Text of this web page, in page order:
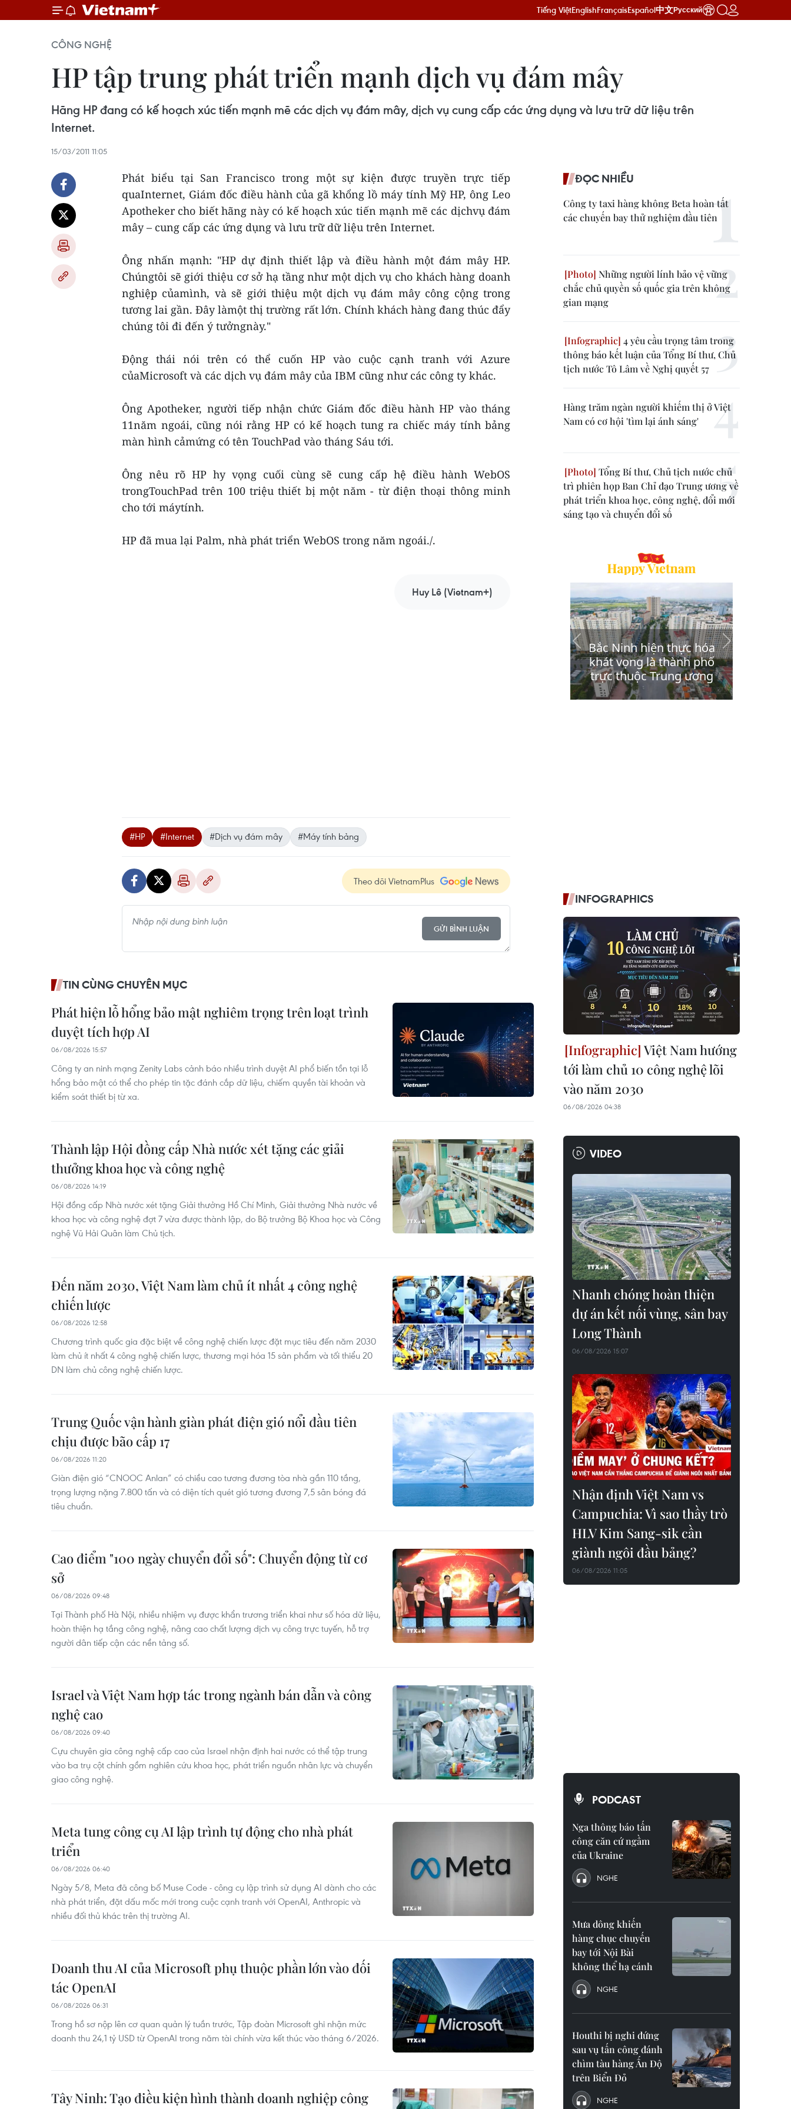
Tiếng ViệtEnglishFrançaisEspañol中文Русский
CÔNG NGHỆ
HP tập trung phát triển mạnh dịch vụ đám mây
Hãng HP đang có kế hoạch xúc tiến mạnh mẽ các dịch vụ đám mây, dịch vụ cung cấp các ứng dụng và lưu trữ dữ liệu trên
Internet.
15/03/2011 11:05
Phát biểu tại San Francisco trong một sự kiện được truyền trực tiếp
quaInternet, Giám đốc điều hành của gã khổng lồ máy tính Mỹ HP, ông Leo
Apotheker cho biết hãng này có kế hoạch xúc tiến mạnh mẽ các dịchvụ đám
mây – cung cấp các ứng dụng và lưu trữ dữ liệu trên Internet.
Ông nhấn mạnh: "HP dự định thiết lập và điều hành một đám mây HP.
Chúngtôi sẽ giới thiệu cơ sở hạ tầng như một dịch vụ cho khách hàng doanh
nghiệp củamình, và sẽ giới thiệu một dịch vụ đám mây công cộng trong
tương lai gần. Đây làmột thị trường rất lớn. Chính khách hàng đang thúc đẩy
chúng tôi đi đến ý tưởngnày."
Động thái nói trên có thể cuốn HP vào cuộc cạnh tranh với Azure
củaMicrosoft và các dịch vụ đám mây của IBM cũng như các công ty khác.
Ông Apotheker, người tiếp nhận chức Giám đốc điều hành HP vào tháng
11năm ngoái, cũng nói rằng HP có kế hoạch tung ra chiếc máy tính bảng
màn hình cảmứng có tên TouchPad vào tháng Sáu tới.
Ông nêu rõ HP hy vọng cuối cùng sẽ cung cấp hệ điều hành WebOS
trongTouchPad trên 100 triệu thiết bị một năm - từ điện thoại thông minh
cho tới máytính.
HP đã mua lại Palm, nhà phát triển WebOS trong năm ngoái./.
Huy Lê (Vietnam+)
#HP #Internet #Dịch vụ đám mây #Máy tính bảng
Theo dõi VietnamPlus
GỬI BÌNH LUẬN
TIN CÙNG CHUYÊN MỤC
Phát hiện lỗ hổng bảo mật nghiêm trọng trên loạt trình
duyệt tích hợp AI
06/08/2026 15:57
Công ty an ninh mạng Zenity Labs cảnh báo nhiều trình duyệt AI phổ biến tồn tại lỗ
hổng bảo mật có thể cho phép tin tặc đánh cắp dữ liệu, chiếm quyền tài khoản và
kiểm soát thiết bị từ xa.
Thành lập Hội đồng cấp Nhà nước xét tặng các giải
thưởng khoa học và công nghệ
06/08/2026 14:19
Hội đồng cấp Nhà nước xét tặng Giải thưởng Hồ Chí Minh, Giải thưởng Nhà nước về
khoa học và công nghệ đợt 7 vừa được thành lập, do Bộ trưởng Bộ Khoa học và Công
nghệ Vũ Hải Quân làm Chủ tịch.
Đến năm 2030, Việt Nam làm chủ ít nhất 4 công nghệ
chiến lược
06/08/2026 12:58
Chương trình quốc gia đặc biệt về công nghệ chiến lược đặt mục tiêu đến năm 2030
làm chủ ít nhất 4 công nghệ chiến lược, thương mại hóa 15 sản phẩm và tối thiểu 20
DN làm chủ công nghệ chiến lược.
Trung Quốc vận hành giàn phát điện gió nổi đầu tiên
chịu được bão cấp 17
06/08/2026 11:20
Giàn điện gió “CNOOC Anlan” có chiều cao tương đương tòa nhà gần 110 tầng,
trọng lượng nặng 7.800 tấn và có diện tích quét gió tương đương 7,5 sân bóng đá
tiêu chuẩn.
Cao điểm "100 ngày chuyển đổi số": Chuyển động từ cơ
sở
06/08/2026 09:48
Tại Thành phố Hà Nội, nhiều nhiệm vụ được khẩn trương triển khai như số hóa dữ liệu,
hoàn thiện hạ tầng công nghệ, nâng cao chất lượng dịch vụ công trực tuyến, hỗ trợ
người dân tiếp cận các nền tảng số.
Israel và Việt Nam hợp tác trong ngành bán dẫn và công
nghệ cao
06/08/2026 09:40
Cựu chuyên gia công nghệ cấp cao của Israel nhận định hai nước có thể tập trung
vào ba trụ cột chính gồm nghiên cứu khoa học, phát triển nguồn nhân lực và chuyển
giao công nghệ.
Meta tung công cụ AI lập trình tự động cho nhà phát
triển
06/08/2026 06:40
Ngày 5/8, Meta đã công bố Muse Code - công cụ lập trình sử dụng AI dành cho các
nhà phát triển, đặt dấu mốc mới trong cuộc cạnh tranh với OpenAI, Anthropic và
nhiều đối thủ khác trên thị trường AI.
Doanh thu AI của Microsoft phụ thuộc phần lớn vào đối
tác OpenAI
06/08/2026 06:31
Trong hồ sơ nộp lên cơ quan quản lý tuần trước, Tập đoàn Microsoft ghi nhận mức
doanh thu 24,1 tỷ USD từ OpenAI trong năm tài chính vừa kết thúc vào tháng 6/2026.
Tây Ninh: Tạo điều kiện hình thành doanh nghiệp công
ĐỌC NHIỀU
Công ty taxi hàng không Beta hoàn tất
các chuyến bay thử nghiệm đầu tiên
Những người lính bảo vệ vững
chắc chủ quyền số quốc gia trên không
gian mạng
4 yêu cầu trọng tâm trong
thông báo kết luận của Tổng Bí thư, Chủ
tịch nước Tô Lâm về Nghị quyết 57
Hàng trăm ngàn người khiếm thị ở Việt
Nam có cơ hội 'tìm lại ánh sáng'
Tổng Bí thư, Chủ tịch nước chủ
trì phiên họp Ban Chỉ đạo Trung ương về
phát triển khoa học, công nghệ, đổi mới
sáng tạo và chuyển đổi số
INFOGRAPHICS
Việt Nam hướng
tới làm chủ 10 công nghệ lõi
vào năm 2030
06/08/2026 04:38
VIDEO
Nhanh chóng hoàn thiện
dự án kết nối vùng, sân bay
Long Thành
06/08/2026 15:07
Nhận định Việt Nam vs
Campuchia: Vì sao thầy trò
HLV Kim Sang-sik cần
giành ngôi đầu bảng?
06/08/2026 11:05
PODCAST
Nga thông báo tấn
công căn cứ ngầm
của Ukraine
NGHE
Mưa dông khiến
hàng chục chuyến
bay tới Nội Bài
không thể hạ cánh
NGHE
Houthi bị nghi đứng
sau vụ tấn công đánh
chìm tàu hàng Ấn Độ
trên Biển Đỏ
NGHE